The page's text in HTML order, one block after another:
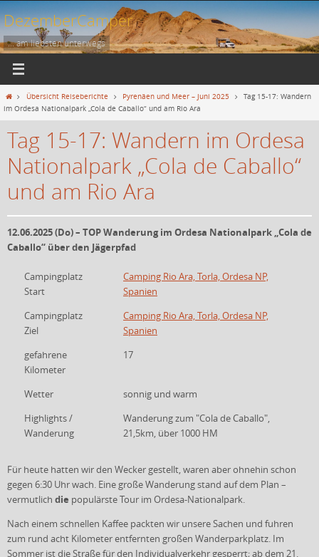
Zum
Inhalt
springen
DezemberCamper
... am liebsten unterwegs
StartÜbersicht Reiseberichte Pyrenäen und Meer – Juni 2025
Tag 15-17: Wandern
im Ordesa Nationalpark „Cola de Caballo“ und am Rio Ara
Tag 15-17: Wandern im Ordesa
Nationalpark „Cola de Caballo“
und am Rio Ara
12.06.2025 (Do) – TOP Wanderung im Ordesa Nationalpark „Cola de
Caballo“ über den Jägerpfad
Campingplatz
Start
Camping Rio Ara, Torla, Ordesa NP,
Spanien
Campingplatz
Ziel
Camping Rio Ara, Torla, Ordesa NP,
Spanien
gefahrene
Kilometer
17
Wetter
sonnig und warm
Highlights /
Wanderung
Wanderung zum "Cola de Caballo",
21,5km, über 1000 HM
Für heute hatten wir den Wecker gestellt, waren aber ohnehin schon
gegen 6:30 Uhr wach. Eine große Wanderung stand auf dem Plan –
vermutlich die populärste Tour im Ordesa-Nationalpark.
Nach einem schnellen Kaffee packten wir unsere Sachen und fuhren
zum rund acht Kilometer entfernten großen Wanderparkplatz. Im
Sommer ist die Straße für den Individualverkehr gesperrt; ab dem 21.